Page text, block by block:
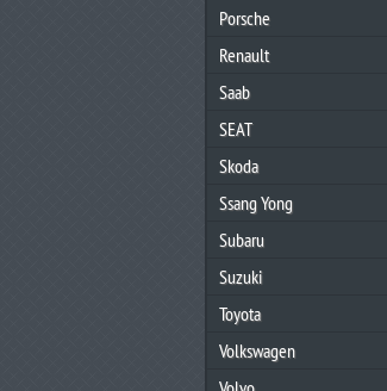
Porsche
Renault
Saab
SEAT
Skoda
Ssang Yong
Subaru
Suzuki
Toyota
Volkswagen